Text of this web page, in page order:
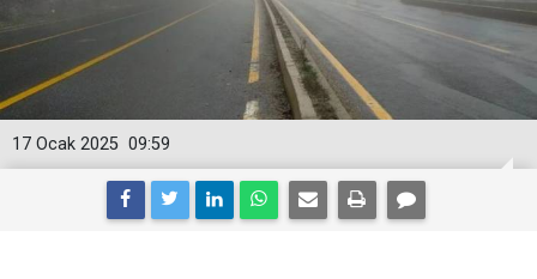
09:59
17 Ocak 2025